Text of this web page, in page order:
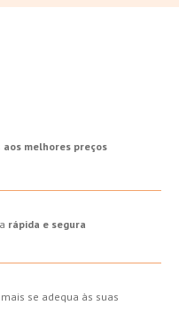
aos melhores preços
rápida e segura
se adequa às suas